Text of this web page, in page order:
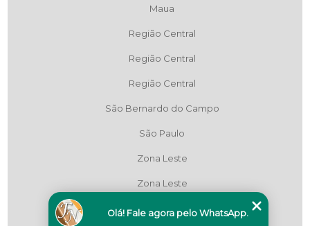
Maua
Região Central
Região Central
Região Central
São Bernardo do Campo
São Paulo
Zona Leste
Zona Leste
Zona Leste
Olá! Fale agora pelo WhatsApp.